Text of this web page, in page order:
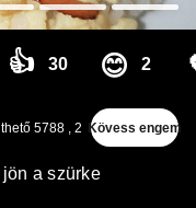
👍 30 😊 2
5788
2 Kövess engem
a szürke